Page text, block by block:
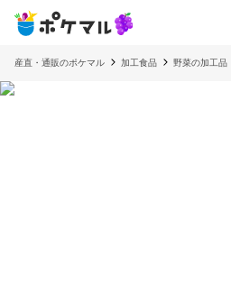
産直・通販のポケマル 加工食品 野菜の加工品